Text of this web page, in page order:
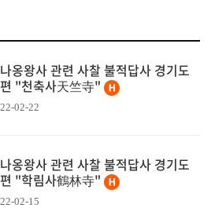
나옹왕사 관련 사찰 불적답사 경기도
편 "천축사天竺寺"
22-02-22
나옹왕사 관련 사찰 불적답사 경기도
편 "학림사鶴林寺"
22-02-15